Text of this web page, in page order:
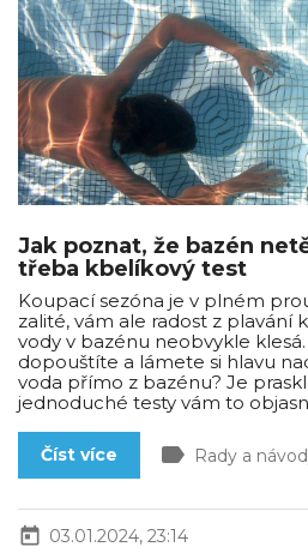
Jak poznat, že bazén
třeba kbelíkový test
Koupací sezóna je v plném
zalité, vám ale radost z plavání
vody v bazénu neobvykle
dopouštíte a lámete si hlavu
voda přímo z bazénu? Je
jednoduché testy vám to
Číst více label Rady a
today 03.01.2024, 23:14